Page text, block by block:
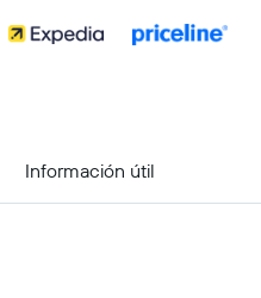
Información útil